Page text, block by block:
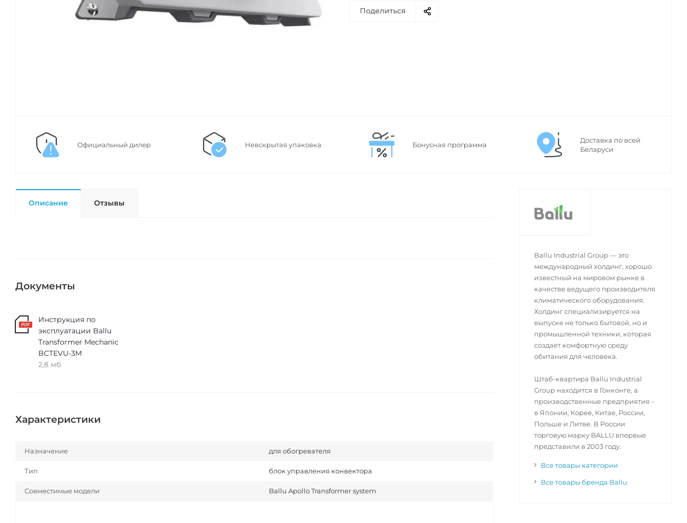
Поделиться
Официальный дилер Невскрытая упаковка Бонусная программа
Доставка по всей
Беларуси
Описание Отзывы
Документы
Инструкция по
эксплуатации Ballu
Transformer Mechanic
BCTEVU-3M
2,8 мб
Характеристики
Назначение для обогревателя
Тип блок управления конвектора
Совместимые модели Ballu Apollo Transformer system
Ballu Industrial Group — это
международный холдинг, хорошо
известный на мировом рынке в
качестве ведущего производителя
климатического оборудования.
Холдинг специализируется на
выпуске не только бытовой, но и
промышленной техники, которая
создает комфортную среду
обитания для человека.
Штаб-квартира Ballu Industrial
Group находится в Гонконге, а
производственные предприятия –
в Японии, Корее, Китае, России,
Польше и Литве. В России
торговую марку BALLU впервые
представили в 2003 году.
Все товары категории
Все товары бренда Ballu